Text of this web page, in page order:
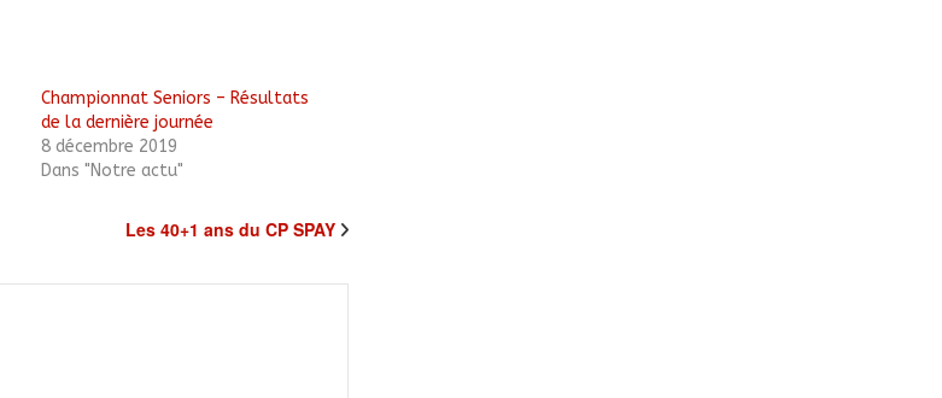
Championnat Seniors – Résultats
de la dernière journée
8 décembre 2019
Dans "Notre actu"
Les 40+1 ans du CP SPAY